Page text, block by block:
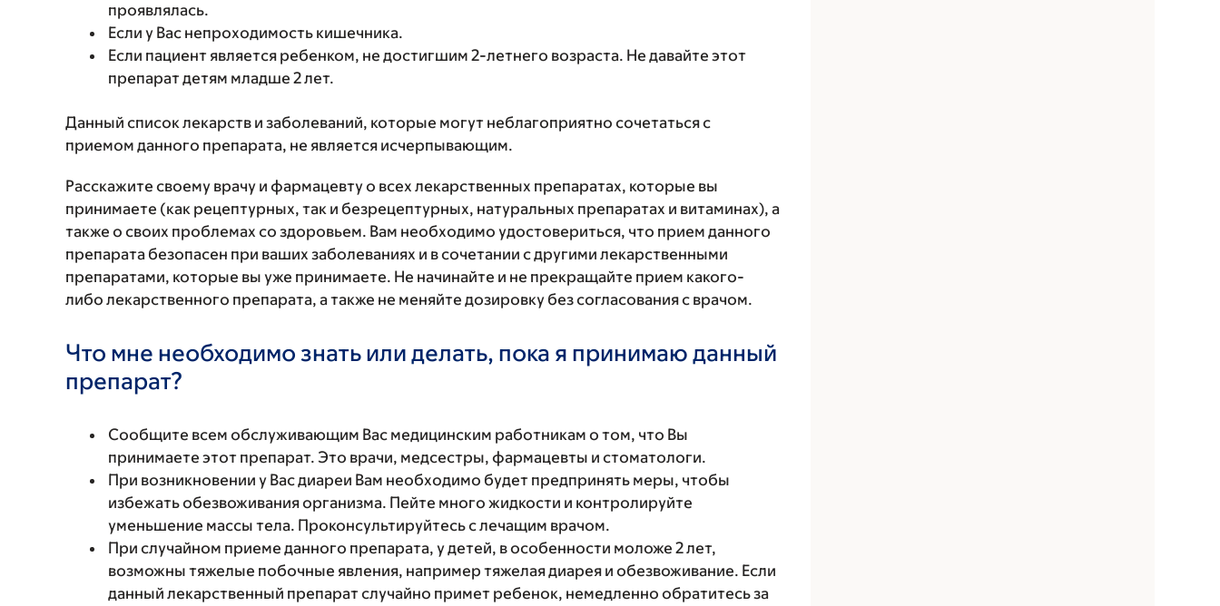
проявлялась.
Если у Вас непроходимость кишечника.
Если пациент является ребенком, не достигшим 2-летнего возраста. Не давайте этот
препарат детям младше 2 лет.
Данный список лекарств и заболеваний, которые могут неблагоприятно сочетаться с
приемом данного препарата, не является исчерпывающим.
Расскажите своему врачу и фармацевту о всех лекарственных препаратах, которые вы
принимаете (как рецептурных, так и безрецептурных, натуральных препаратах и витаминах), а
также о своих проблемах со здоровьем. Вам необходимо удостовериться, что прием данного
препарата безопасен при ваших заболеваниях и в сочетании с другими лекарственными
препаратами, которые вы уже принимаете. Не начинайте и не прекращайте прием какого-
либо лекарственного препарата, а также не меняйте дозировку без согласования с врачом.
Что мне необходимо знать или делать, пока я принимаю данный
препарат?
Сообщите всем обслуживающим Вас медицинским работникам о том, что Вы
принимаете этот препарат. Это врачи, медсестры, фармацевты и стоматологи.
При возникновении у Вас диареи Вам необходимо будет предпринять меры, чтобы
избежать обезвоживания организма. Пейте много жидкости и контролируйте
уменьшение массы тела. Проконсультируйтесь с лечащим врачом.
При случайном приеме данного препарата, у детей, в особенности моложе 2 лет,
возможны тяжелые побочные явления, например тяжелая диарея и обезвоживание. Если
данный лекарственный препарат случайно примет ребенок, немедленно обратитесь за